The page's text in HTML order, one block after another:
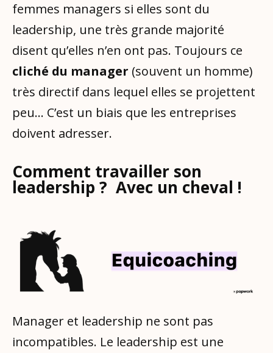
femmes managers si elles sont du
leadership, une très grande majorité
disent qu’elles n’en ont pas. Toujours ce
cliché du manager (souvent un homme)
très directif dans lequel elles se projettent
peu… C’est un biais que les entreprises
doivent adresser.
Comment travailler son
leadership ? Avec un cheval !
Manager et leadership ne sont pas
incompatibles. Le leadership est une